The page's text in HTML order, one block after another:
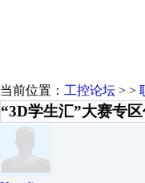
当前位置： 工控论坛 > >
“3D学生汇”大赛专